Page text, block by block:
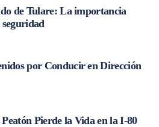
de Tulare: La importancia
por Conducir en Dirección
Pierde la Vida en la I-80